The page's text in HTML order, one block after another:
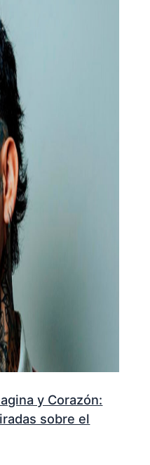
y Corazón:
sobre el